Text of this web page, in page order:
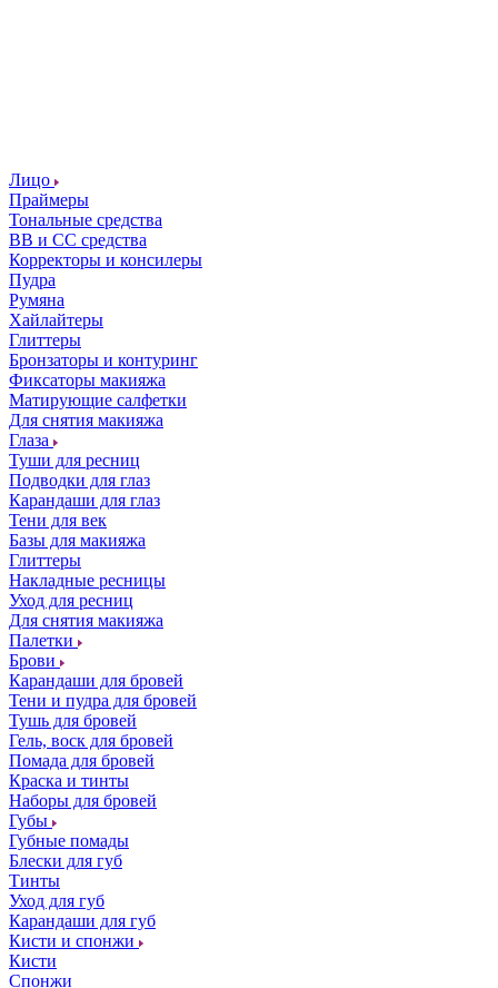
Лицо
Праймеры
Тональные средства
ВВ и СС средства
Корректоры и консилеры
Пудра
Румяна
Хайлайтеры
Глиттеры
Бронзаторы и контуринг
Фиксаторы макияжа
Матирующие салфетки
Для снятия макияжа
Глаза
Туши для ресниц
Подводки для глаз
Карандаши для глаз
Тени для век
Базы для макияжа
Глиттеры
Накладные ресницы
Уход для ресниц
Для снятия макияжа
Палетки
Брови
Карандаши для бровей
Тени и пудра для бровей
Тушь для бровей
Гель, воск для бровей
Помада для бровей
Краска и тинты
Наборы для бровей
Губы
Губные помады
Блески для губ
Тинты
Уход для губ
Карандаши для губ
Кисти и спонжи
Кисти
Спонжи